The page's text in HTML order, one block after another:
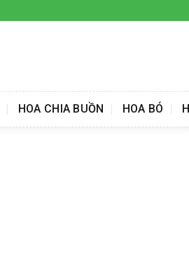
HOA CHIA BUỒN HOA BÓ